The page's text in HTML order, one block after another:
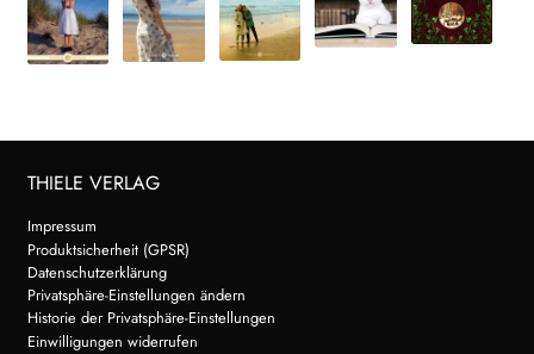
THIELE VERLAG
Impressum
Produktsicherheit (GPSR)
Datenschutzerklärung
Privatsphäre-Einstellungen ändern
Historie der Privatsphäre-Einstellungen
Einwilligungen widerrufen